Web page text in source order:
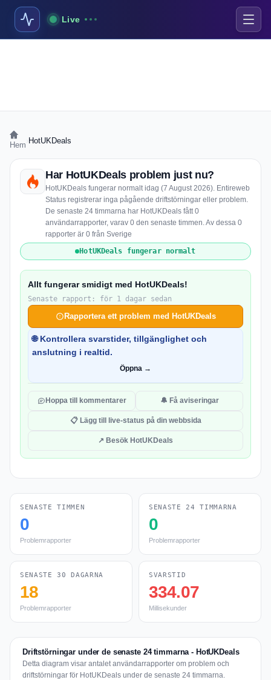
Live
Hem HotUKDeals
Har HotUKDeals problem just nu?
HotUKDeals fungerar normalt idag (7 August 2026). Entireweb
Status registrerar inga pågående driftstörningar eller problem.
De senaste 24 timmarna har HotUKDeals fått 0
användarrapporter, varav 0 den senaste timmen. Av dessa 0
rapporter är 0 från Sverige
HotUKDeals fungerar normalt
Allt fungerar smidigt med HotUKDeals!
Senaste rapport: för 1 dagar sedan
Rapportera ett problem med HotUKDeals
🌐 Kontrollera svarstider, tillgänglighet och
anslutning i realtid.
Öppna →
Hoppa till kommentarer 🔔 Få aviseringar
📋 Lägg till live-status på din webbsida
↗ Besök HotUKDeals
SENASTE TIMMEN
0
Problemrapporter
SENASTE 24 TIMMARNA
0
Problemrapporter
SENASTE 30 DAGARNA
18
Problemrapporter
SVARSTID
334.07
Millisekunder
Driftstörningar under de senaste 24 timmarna - HotUKDeals
Detta diagram visar antalet användarrapporter om problem och
driftstörningar för HotUKDeals under de senaste 24 timmarna.